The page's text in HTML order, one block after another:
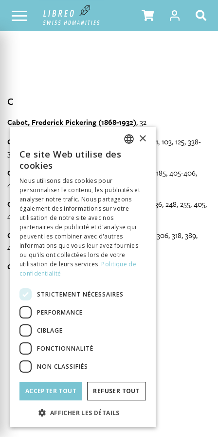
NOTRE CATALOGUE TABLE DES MATIÈRES
C
Cabot, Frederick Pickering (1868-1932), 32
Canguilhem, Georges (1904-1995)
, 13, 15, 20-21, 103, 125, 338-
341, 352, 357, 379, 391, 394, 404-405
Claude, Henri (1869-1945)
, 40, 57, 118, 153, 172, 185, 405-406,
410-411, 415
Clérambault, Gaëtan Gatian de (1872-1934)
, 36, 248, 255, 405,
412
Cohen, Donald (1940-2001) , 178, 182, 295, 297, 306, 318, 389,
402, 405-406, 421
Compayré, Gabriel (1843-1913), 274
INFORMATION
Auteur
Éditeur
BHMS
Langue
Français
Nombre de pages
416
Parution
11 juin 2026
139x225
ITALIAN
×
Ce site Web utilise des
cookies
Nous utilisons des cookies pour
personnaliser le contenu, les publicités et
analyser notre trafic. Nous partageons
également des informations sur votre
utilisation de notre site avec nos
partenaires de publicité et d'analyse qui
peuvent les combiner avec d'autres
informations que vous leur avez fournies
ou qu'ils ont collectées lors de votre
utilisation de leurs services. Politique de
confidentialité
STRICTEMENT NÉCESSAIRES
PERFORMANCE
CIBLAGE
FONCTIONNALITÉ
NON CLASSIFIÉS
ACCEPTER TOUT REFUSER TOUT
AFFICHER LES DÉTAILS